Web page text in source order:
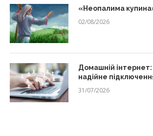
«Неопалима
02/08/2026
Домашній інтернет:
надійне
31/07/2026